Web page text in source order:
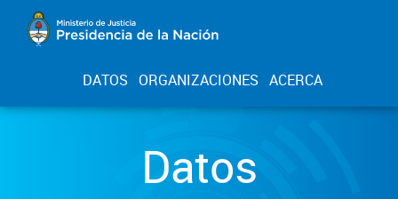
DATOS ORGANIZACIONES ACERCA
Datos